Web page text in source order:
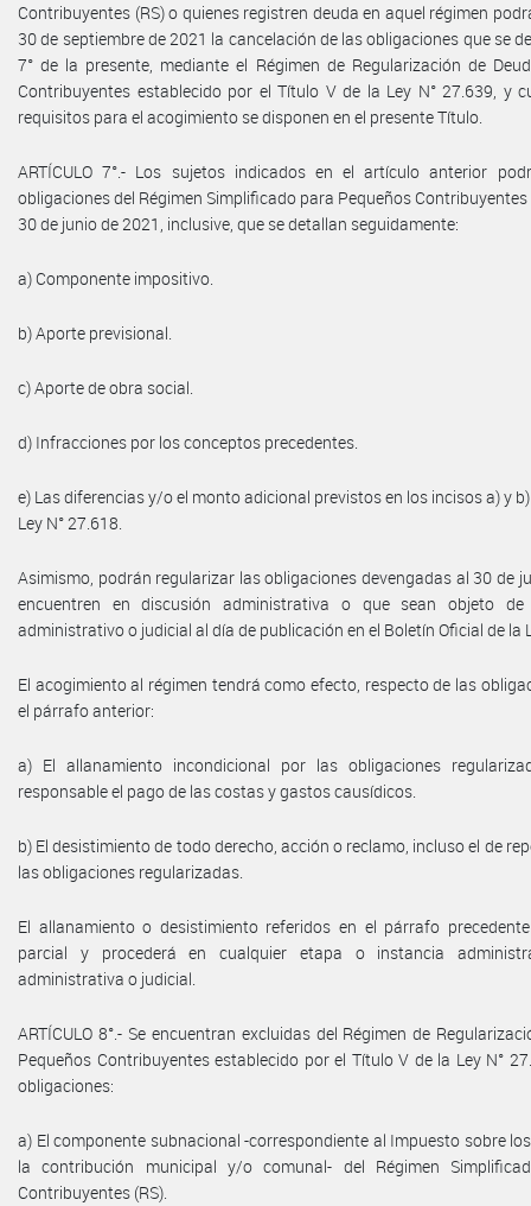
Contribuyentes (RS) o quienes registren deuda en aquel régimen
30 de septiembre de 2021 la cancelación de las obligaciones que se
7° de la presente, mediante el Régimen de Regularización de
Contribuyentes establecido por el Título V de la Ley N° 27.639, y
requisitos para el acogimiento se disponen en el presente Título.
ARTÍCULO 7°.- Los sujetos indicados en el artículo anterior
obligaciones del Régimen Simplificado para Pequeños Contribuyentes
30 de junio de 2021, inclusive, que se detallan seguidamente:
a) Componente impositivo.
b) Aporte previsional.
c) Aporte de obra social.
d) Infracciones por los conceptos precedentes.
e) Las diferencias y/o el monto adicional previstos en los incisos a) y
Ley N° 27.618.
Asimismo, podrán regularizar las obligaciones devengadas al 30 de
encuentren en discusión administrativa o que sean objeto de
administrativo o judicial al día de publicación en el Boletín Oficial de la
El acogimiento al régimen tendrá como efecto, respecto de las
el párrafo anterior:
a) El allanamiento incondicional por las obligaciones
responsable el pago de las costas y gastos causídicos.
b) El desistimiento de todo derecho, acción o reclamo, incluso el de
las obligaciones regularizadas.
El allanamiento o desistimiento referidos en el párrafo
parcial y procederá en cualquier etapa o instancia
administrativa o judicial.
ARTÍCULO 8°.- Se encuentran excluidas del Régimen de
Pequeños Contribuyentes establecido por el Título V de la Ley N°
obligaciones:
a) El componente subnacional -correspondiente al Impuesto sobre
la contribución municipal y/o comunal- del Régimen
Contribuyentes (RS).